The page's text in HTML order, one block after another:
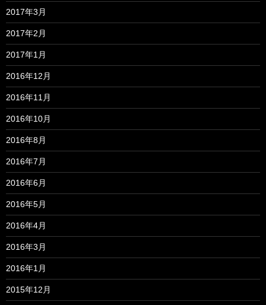
2017年3月
2017年2月
2017年1月
2016年12月
2016年11月
2016年10月
2016年8月
2016年7月
2016年6月
2016年5月
2016年4月
2016年3月
2016年1月
2015年12月